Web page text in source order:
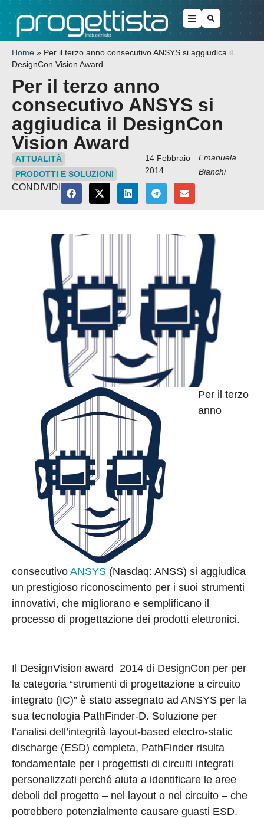
Home » Per il terzo anno consecutivo ANSYS si aggiudica il
DesignCon Vision Award
Per il terzo anno
consecutivo ANSYS si
aggiudica il DesignCon
Vision Award
ATTUALITÀ
PRODOTTI E SOLUZIONI
14 Febbraio
2014
Emanuela
Bianchi
CONDIVIDI
Per il terzo
anno
consecutivo ANSYS (Nasdaq: ANSS) si aggiudica
un prestigioso riconoscimento per i suoi strumenti
innovativi, che migliorano e semplificano il
processo di progettazione dei prodotti elettronici.
Il DesignVision award 2014 di DesignCon per per
la categoria “strumenti di progettazione a circuito
integrato (IC)” è stato assegnato ad ANSYS per la
sua tecnologia PathFinder-D. Soluzione per
l’analisi dell’integrità layout-based electro-static
discharge (ESD) completa, PathFinder risulta
fondamentale per i progettisti di circuiti integrati
personalizzati perché aiuta a identificare le aree
deboli del progetto – nel layout o nel circuito – che
potrebbero potenzialmente causare guasti ESD.